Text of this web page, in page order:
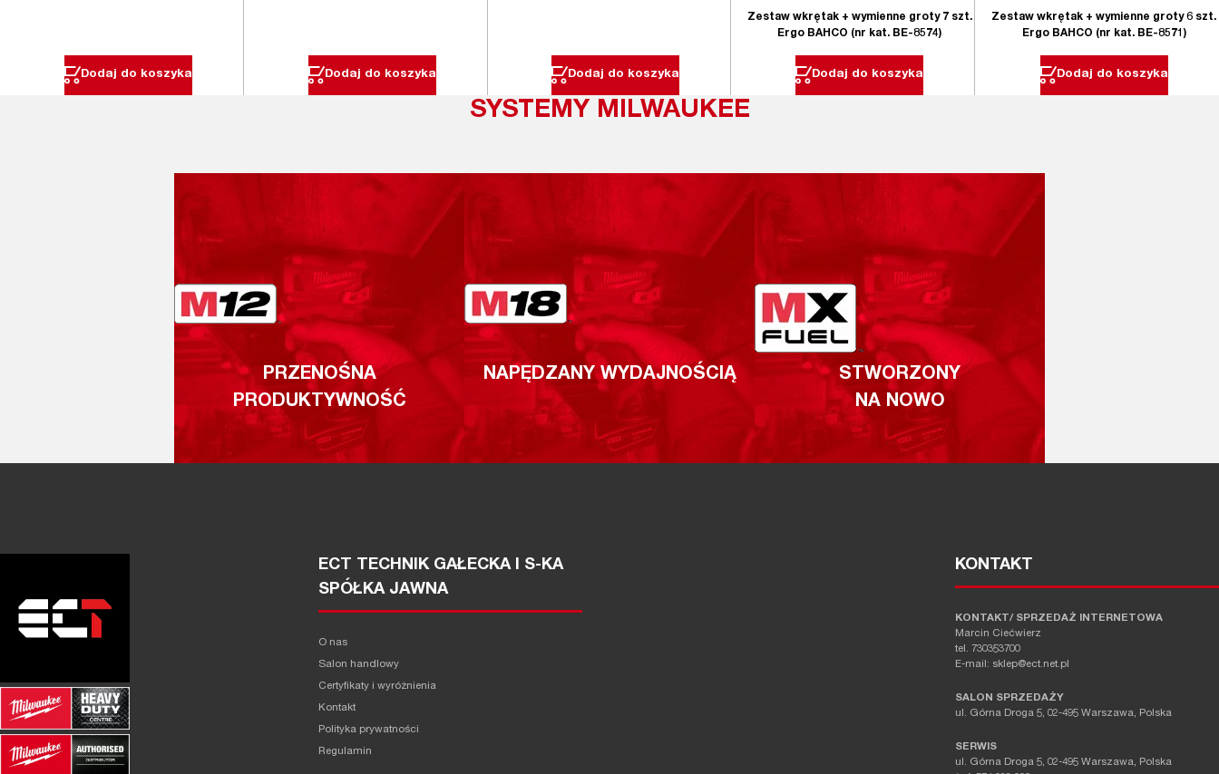
Dodaj do koszyka Dodaj do koszyka Dodaj do koszyka
Zestaw wkrętak + wymienne groty 7 szt.
Ergo BAHCO (nr kat. BE-8574)
Dodaj do koszyka
Zestaw wkrętak + wymienne groty 6 szt.
Ergo BAHCO (nr kat. BE-8571)
Dodaj do koszyka
SYSTEMY MILWAUKEE
PRZENOŚNA
PRODUKTYWNOŚĆ
NAPĘDZANY WYDAJNOŚCIĄ
STWORZONY
NA NOWO
ECT TECHNIK GAŁECKA I S-KA
SPÓŁKA JAWNA
O nas
Salon handlowy
Certyfikaty i wyróżnienia
Kontakt
Polityka prywatności
Regulamin
KONTAKT
KONTAKT/ SPRZEDAŻ INTERNETOWA
Marcin Ciećwierz
tel. 730353700
E-mail: sklep@ect.net.pl
SALON SPRZEDAŻY
ul. Górna Droga 5, 02-495 Warszawa, Polska
SERWIS
ul. Górna Droga 5, 02-495 Warszawa, Polska